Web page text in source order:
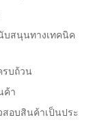
บสนุนทางเทคนิค
รบถ้วน
ค้า
อบสินค้าเป็นประ